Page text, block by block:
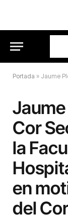
Portada » Jaume Plensa
Jaume
Cor
la
en
del